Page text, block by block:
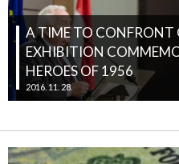
A TIME TO
EXHIBITION
HEROES OF 1956
2016. 11. 28.